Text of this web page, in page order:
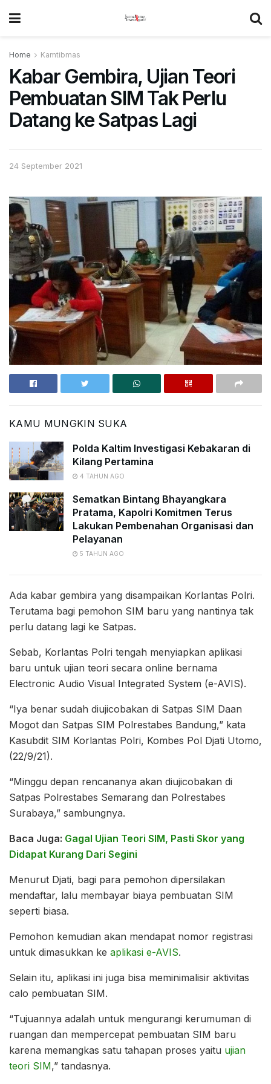
Home Kamtibmas
Kabar Gembira, Ujian Teori
Pembuatan SIM Tak Perlu
Datang ke Satpas Lagi
24 September 2021
KAMU MUNGKIN SUKA
Polda Kaltim Investigasi Kebakaran di
Kilang Pertamina
4 TAHUN AGO
Sematkan Bintang Bhayangkara
Pratama, Kapolri Komitmen Terus
Lakukan Pembenahan Organisasi dan
Pelayanan
5 TAHUN AGO
Ada kabar gembira yang disampaikan Korlantas Polri.
Terutama bagi pemohon SIM baru yang nantinya tak
perlu datang lagi ke Satpas.
Sebab, Korlantas Polri tengah menyiapkan aplikasi
baru untuk ujian teori secara online bernama
Electronic Audio Visual Integrated System (e-AVIS).
“Iya benar sudah diujicobakan di Satpas SIM Daan
Mogot dan Satpas SIM Polrestabes Bandung,” kata
Kasubdit SIM Korlantas Polri, Kombes Pol Djati Utomo,
(22/9/21).
“Minggu depan rencananya akan diujicobakan di
Satpas Polrestabes Semarang dan Polrestabes
Surabaya,” sambungnya.
Baca Juga: Gagal Ujian Teori SIM, Pasti Skor yang
Didapat Kurang Dari Segini
Menurut Djati, bagi para pemohon dipersilakan
mendaftar, lalu membayar biaya pembuatan SIM
seperti biasa.
Pemohon kemudian akan mendapat nomor registrasi
untuk dimasukkan ke aplikasi e-AVIS.
Selain itu, aplikasi ini juga bisa meminimalisir aktivitas
calo pembuatan SIM.
“Tujuannya adalah untuk mengurangi kerumuman di
ruangan dan mempercepat pembuatan SIM baru
karena memangkas satu tahapan proses yaitu ujian
teori SIM,” tandasnya.